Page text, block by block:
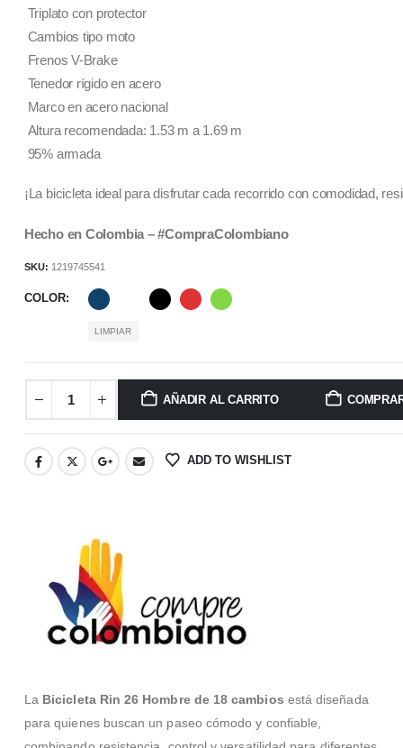
Triplato con protector
Cambios tipo moto
Frenos V-Brake
Tenedor rígido en acero
Marco en acero nacional
Altura recomendada: 1.53 m a 1.69 m
95% armada
¡La bicicleta ideal para disfrutar cada recorrido con comodidad,
Hecho en Colombia – #CompraColombiano
SKU: 1219745541
COLOR
LIMPIAR
AÑADIR AL CARRITO
ADD TO WISHLIST
La Bicicleta Rin 26 Hombre de 18 cambios está diseñada
para quienes buscan un paseo cómodo y confiable,